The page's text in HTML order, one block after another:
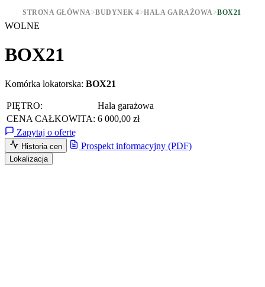
STRONA GŁÓWNA>BUDYNEK 4>HALA GARAŻOWA>BOX21
WOLNE
BOX21
Komórka lokatorska: BOX21
PIĘTRO:
Hala garażowa
CENA CAŁKOWITA: 6 000,00 zł
Zapytaj o ofertę
Historia cen Prospekt informacyjny (PDF)
Lokalizacja